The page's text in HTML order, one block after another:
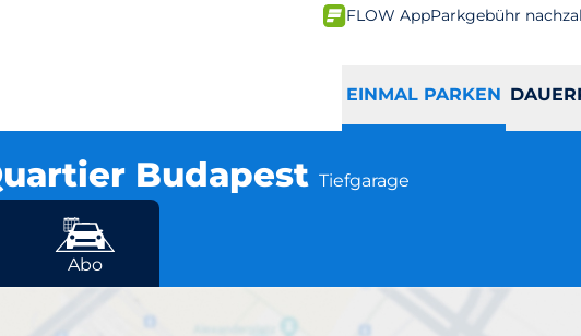
FLOW AppParkgebühr
EINMAL PARKEN
Budapest Tiefgarage
Abo